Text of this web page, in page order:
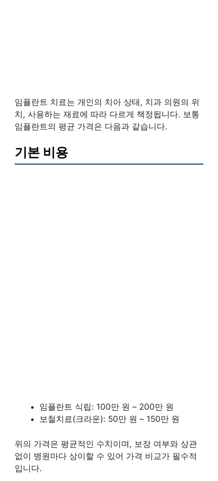
임플란트 치료는 개인의 치아 상태, 치과 의원의 위
치, 사용하는 재료에 따라 다르게 책정됩니다. 보통
임플란트의 평균 가격은 다음과 같습니다.
기본 비용
임플란트 식립: 100만 원 – 200만 원
보철치료(크라운): 50만 원 – 150만 원
위의 가격은 평균적인 수치이며, 보장 여부와 상관
없이 병원마다 상이할 수 있어 가격 비교가 필수적
입니다.